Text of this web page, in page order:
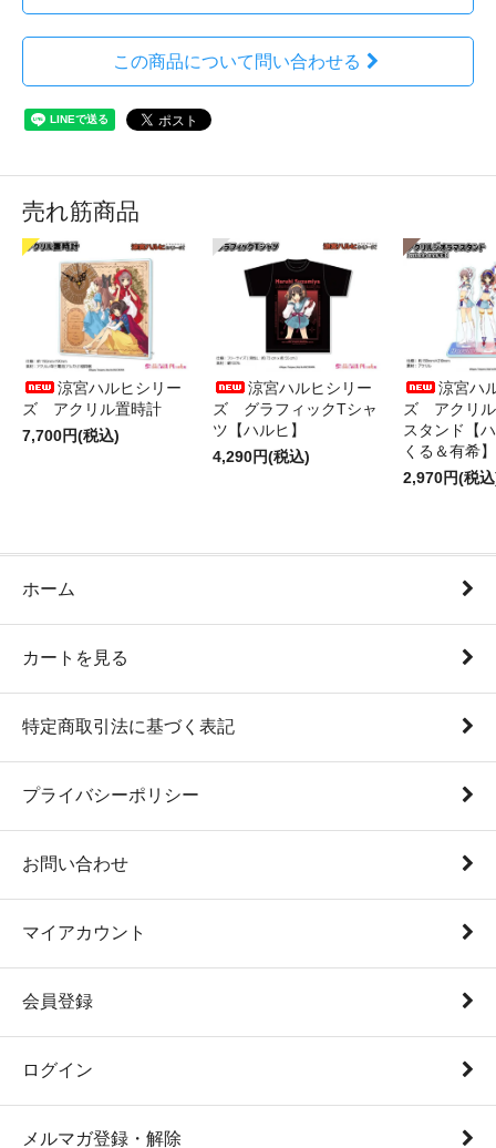
この商品について問い合わせる
売れ筋商品
涼宮ハルヒシリー
ズ アクリル置時計
7,700円(税込)
涼宮ハルヒシリー
ズ グラフィックTシャ
ツ【ハルヒ】
4,290円(税込)
涼宮ハ
ズ アクリル
スタンド【
くる＆有希】
2,970円(税
ホーム
カートを見る
特定商取引法に基づく表記
プライバシーポリシー
お問い合わせ
マイアカウント
会員登録
ログイン
メルマガ登録・解除